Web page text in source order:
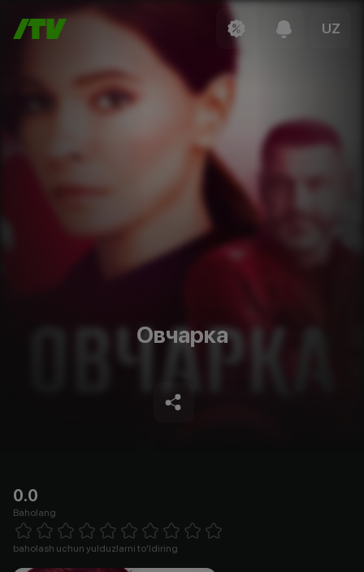
UZ
Овчарка
0.0
Baholang
1 Star 2 Stars 3 Stars 4 Stars5 Stars 6 Stars7 Stars8 Stars
baholash uchun yulduzlarni to'ldiring